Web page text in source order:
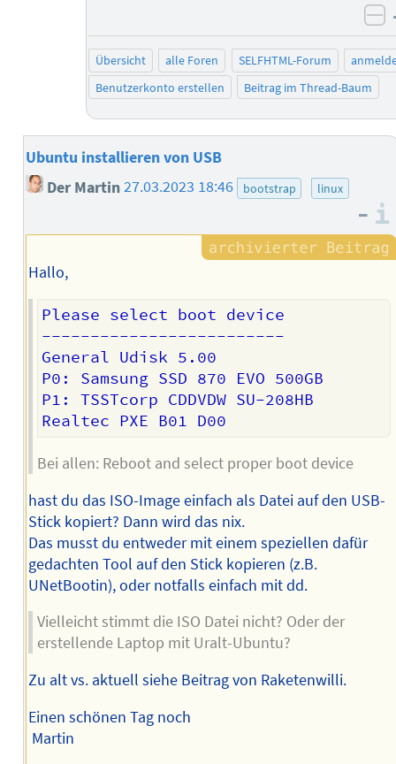
Übersicht alle Foren SELFHTML-Forum
Benutzerkonto erstellen
Beitrag im Thread-Baum
Ubuntu installieren von USB
Der Martin27.03.2023 18:46 bootstrap linux
–
Hallo,
Please select boot device
-------------------------
General Udisk 5.00
P0: Samsung SSD 870 EVO 500GB
P1: TSSTcorp CDDVDW SU-208HB
Bei allen: Reboot and select proper boot device
hast du das ISO-Image einfach als Datei auf den USB-
Stick kopiert? Dann wird das nix.
Das musst du entweder mit einem speziellen dafür
gedachten Tool auf den Stick kopieren (z.B.
UNetBootin), oder notfalls einfach mit dd.
Vielleicht stimmt die ISO Datei nicht? Oder der
erstellende Laptop mit Uralt-Ubuntu?
Zu alt vs. aktuell siehe Beitrag von Raketenwilli.
Einen schönen Tag noch
Martin